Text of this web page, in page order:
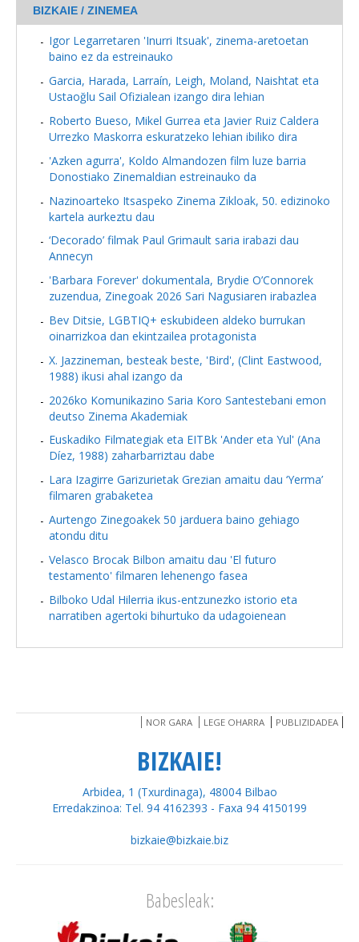
BIZKAIE / ZINEMEA
Igor Legarretaren 'Inurri Itsuak', zinema-aretoetan
baino ez da estreinauko
Garcia, Harada, Larraín, Leigh, Moland, Naishtat eta
Ustaoğlu Sail Ofizialean izango dira lehian
Roberto Bueso, Mikel Gurrea eta Javier Ruiz Caldera
Urrezko Maskorra eskuratzeko lehian ibiliko dira
'Azken agurra', Koldo Almandozen film luze barria
Donostiako Zinemaldian estreinauko da
Nazinoarteko Itsaspeko Zinema Zikloak, 50. edizinoko
kartela aurkeztu dau
‘Decorado’ filmak Paul Grimault saria irabazi dau
Annecyn
'Barbara Forever' dokumentala, Brydie O’Connorek
zuzendua, Zinegoak 2026 Sari Nagusiaren irabazlea
Bev Ditsie, LGBTIQ+ eskubideen aldeko burrukan
oinarrizkoa dan ekintzailea protagonista
X. Jazzineman, besteak beste, 'Bird', (Clint Eastwood,
1988) ikusi ahal izango da
2026ko Komunikazino Saria Koro Santestebani emon
deutso Zinema Akademiak
Euskadiko Filmategiak eta EITBk 'Ander eta Yul' (Ana
Díez, 1988) zaharbarriztau dabe
Lara Izagirre Garizurietak Grezian amaitu dau ‘Yerma’
filmaren grabaketea
Aurtengo Zinegoakek 50 jarduera baino gehiago
atondu ditu
Velasco Brocak Bilbon amaitu dau 'El futuro
testamento' filmaren lehenengo fasea
Bilboko Udal Hilerria ikus-entzunezko istorio eta
narratiben agertoki bihurtuko da udagoienean
NOR GARA LEGE OHARRA PUBLIZIDADEA
BIZKAIE!
Arbidea, 1 (Txurdinaga), 48004 Bilbao
Erredakzinoa: Tel. 94 4162393 - Faxa 94 4150199
bizkaie@bizkaie.biz
Babesleak: